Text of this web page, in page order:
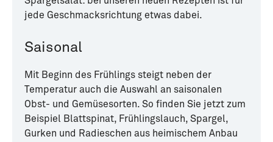
jede Geschmacksrichtung etwas dabei.
Saisonal
Mit Beginn des Frühlings steigt neben der
Temperatur auch die Auswahl an saisonalen
Obst- und Gemüsesorten. So finden Sie jetzt zum
Beispiel Blattspinat, Frühlingslauch, Spargel,
Gurken und Radieschen aus heimischem Anbau